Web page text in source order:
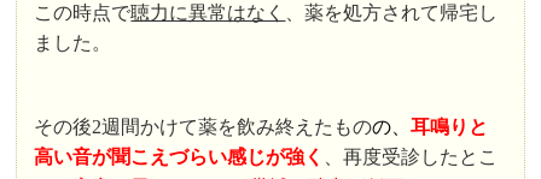
この時点で聴力に異常はなく
、薬を処方されて帰宅し
ました。
その後2週間かけて薬を飲み終えたものの、耳鳴りと
高い音が聞こえづらい感じが強く
、再度受診したとこ